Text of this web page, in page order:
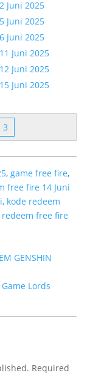
Juni 2025
Juni 2025
Juni 2025
Juni 2025
Juni 2025
Juni 2025
3
, game free fire,
free fire 14 Juni
, kode redeem
redeem free fire
GENSHIN
Lords
Required